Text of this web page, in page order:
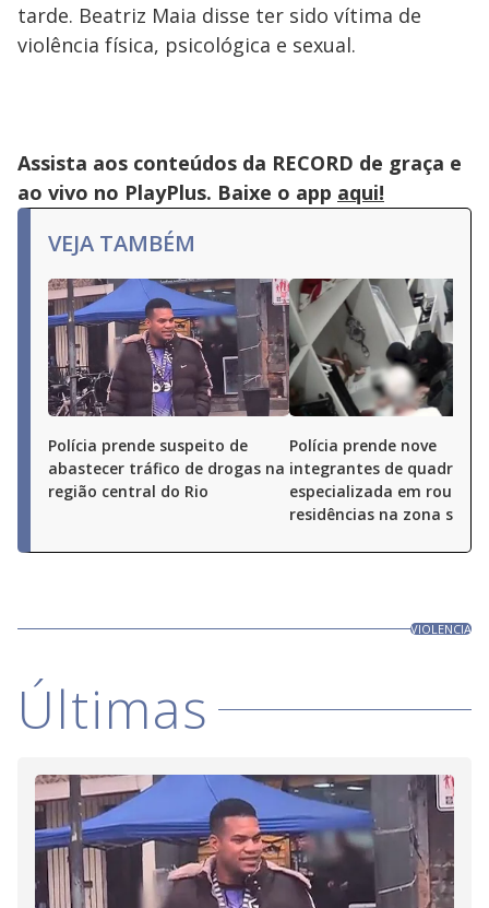
tarde. Beatriz Maia disse ter sido vítima de
violência física, psicológica e sexual.
Assista aos conteúdos da RECORD de graça e
ao vivo no PlayPlus. Baixe o app aqui!
VEJA TAMBÉM
Polícia prende suspeito de
abastecer tráfico de drogas na
região central do Rio
Polícia prende nove
integrantes de quadrilha
especializada em roubos
residências na zona sul
VIOLENCIA
Últimas